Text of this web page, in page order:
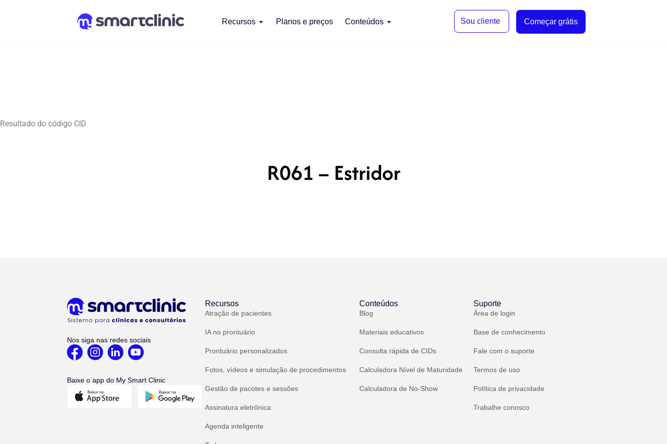
Recursos Planos e preços Conteúdos Sou cliente Começar grátis
Resultado do código CID
R061 – Estridor
Nos siga nas redes sociais
Baixe o app do My Smart Clinic
Recursos
Atração de pacientes
IA no prontuário
Prontuário personalizados
Fotos, vídeos e simulação de procedimentos
Gestão de pacotes e sessões
Assinatura eletrônica
Agenda inteligente
Conteúdos
Blog
Materiais educativos
Consulta rápida de CIDs
Calculadora Nível de Maturidade
Calculadora de No-Show
Suporte
Área de login
Base de conhecimento
Fale com o suporte
Termos de uso
Política de privacidade
Trabalhe conosco